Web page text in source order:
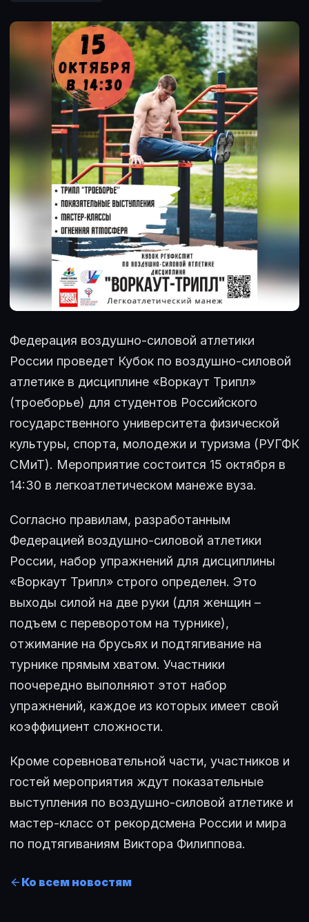
Федерация воздушно-силовой атлетики
России проведет Кубок по воздушно-силовой
атлетике в дисциплине «Воркаут Трипл»
(троеборье) для студентов Российского
государственного университета физической
культуры, спорта, молодежи и туризма (РУГФК
СМиТ). Мероприятие состоится 15 октября в
14:30 в легкоатлетическом манеже вуза.
Согласно правилам, разработанным
Федерацией воздушно-силовой атлетики
России, набор упражнений для дисциплины
«Воркаут Трипл» строго определен. Это
выходы силой на две руки (для женщин –
подъем с переворотом на турнике),
отжимание на брусьях и подтягивание на
турнике прямым хватом. Участники
поочередно выполняют этот набор
упражнений, каждое из которых имеет свой
коэффициент сложности.
Кроме соревновательной части, участников и
гостей мероприятия ждут показательные
выступления по воздушно-силовой атлетике и
мастер-класс от рекордсмена России и мира
по подтягиваниям Виктора Филиппова.
Ко всем новостям